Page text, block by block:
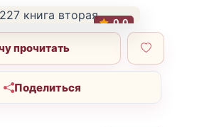
0.0
прочитать
Поделиться